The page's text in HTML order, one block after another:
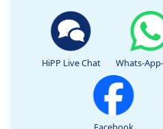
HiPP Live Chat Whats-